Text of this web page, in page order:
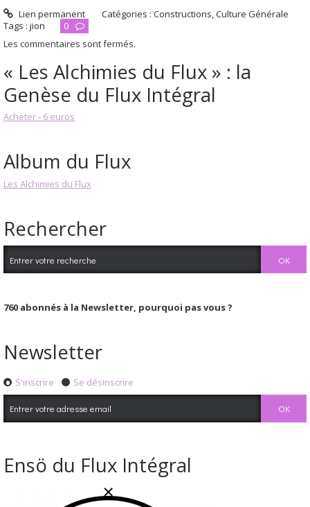
Lien permanent Catégories :Constructions,Culture Générale
Tags : jion
0
Les commentaires sont fermés.
« Les Alchimies du Flux » : la
Genèse du Flux Intégral
Acheter - 6 euros
Album du Flux
Les Alchimies du Flux
Rechercher
760 abonnés à la Newsletter, pourquoi pas vous ?
Newsletter
S'inscrire Se désinscrire
Ensö du Flux Intégral